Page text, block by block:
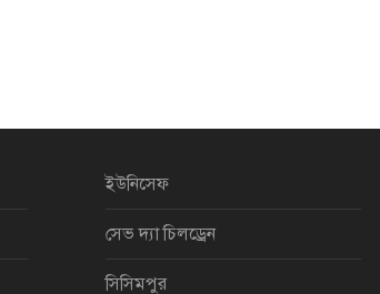
ইউনিসেফ
সেভ দ্যা চিলড্রেন
সিসিমপুর